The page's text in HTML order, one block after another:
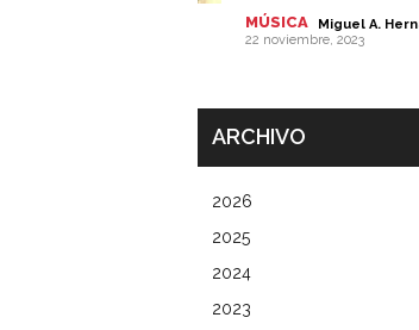
MÚSICA Miguel A.
22 noviembre, 2023
ARCHIVO
2026
2025
2024
2023